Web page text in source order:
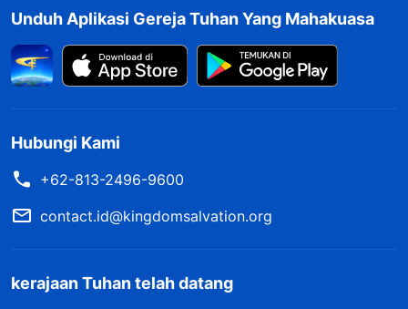
Unduh Aplikasi Gereja Tuhan Yang Mahakuasa
Hubungi Kami
+62-813-2496-9600
contact.id@kingdomsalvation.org
kerajaan Tuhan telah datang